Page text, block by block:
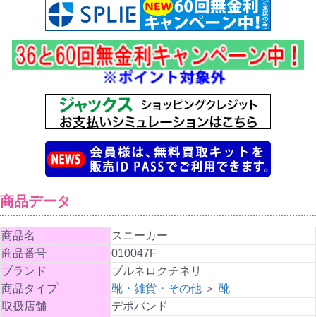
商品データ
商品名
スニーカー
商品番号
010047F
ブランド
ブルネロクチネリ
商品タイプ
靴・雑貨・その他 ＞ 靴
取扱店舗
デポバンド